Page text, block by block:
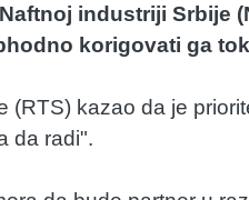
industriji Srbije
korigovati ga
(RTS) kazao da je
da radi".